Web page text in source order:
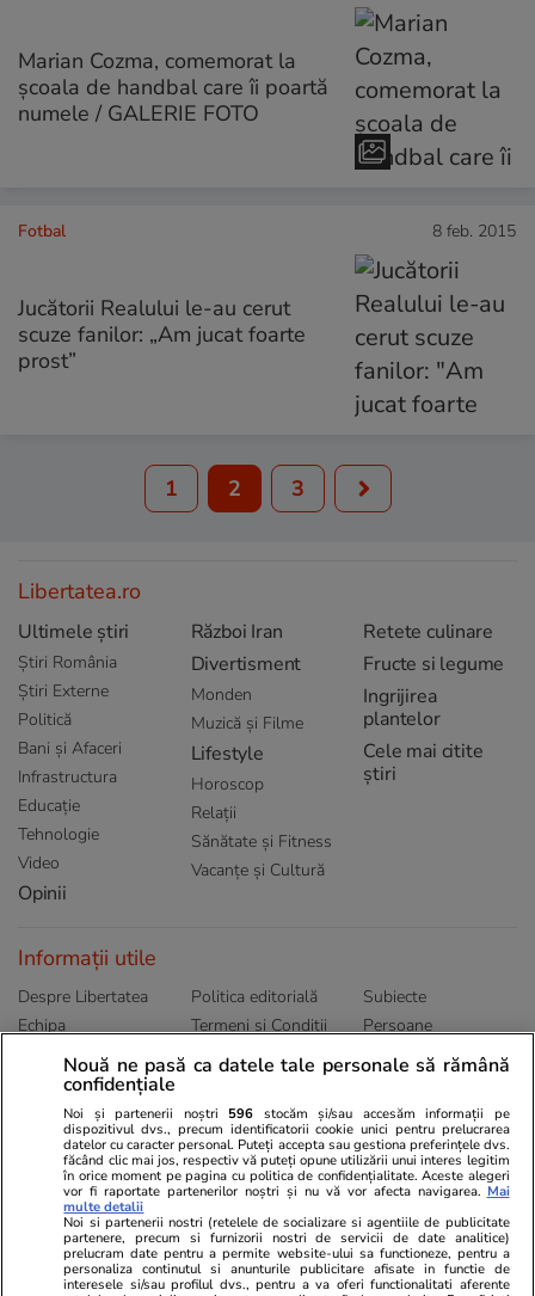
Marian Cozma, comemorat la
școala de handbal care îi poartă
numele / GALERIE FOTO
Fotbal 8 feb. 2015
Jucătorii Realului le-au cerut
scuze fanilor: „Am jucat foarte
prost”
1 2 3
Libertatea.ro
Ultimele știri
Știri România
Știri Externe
Politică
Bani și Afaceri
Infrastructura
Educație
Tehnologie
Video
Opinii
Război Iran
Divertisment
Monden
Muzică și Filme
Lifestyle
Horoscop
Relații
Sănătate și Fitness
Vacanțe și Cultură
Retete culinare
Fructe si legume
Ingrijirea
plantelor
Cele mai citite
știri
Informații utile
Despre Libertatea
Echipa
Publicitate
Politica de
Politica editorială
Termeni și Conditii
Abonamente
Subiecte
Persoane
Sitemap
Ringier România
Libertatea pentru
Unica.ro
Program TV
ELLE
Gazeta Sporturilor
Stiri mondene
Calculator sarcina
Locuri de muncă
Imobiliare.ro
Jobradar24
Imoradar24
Nouă ne pasă ca datele tale personale să rămână
confidențiale
Noi și partenerii noștri 596 stocăm și/sau accesăm informații pe
dispozitivul dvs., precum identificatorii cookie unici pentru prelucrarea
datelor cu caracter personal. Puteți accepta sau gestiona preferințele dvs.
făcând clic mai jos, respectiv vă puteți opune utilizării unui interes legitim
în orice moment pe pagina cu politica de confidențialitate. Aceste alegeri
vor fi raportate partenerilor noștri și nu vă vor afecta navigarea. Mai
multe detalii
Noi si partenerii nostri (retelele de socializare si agentiile de publicitate
partenere, precum si furnizorii nostri de servicii de date analitice)
prelucram date pentru a permite website-ului sa functioneze, pentru a
personaliza continutul si anunturile publicitare afisate in functie de
interesele si/sau profilul dvs., pentru a va oferi functionalitati aferente